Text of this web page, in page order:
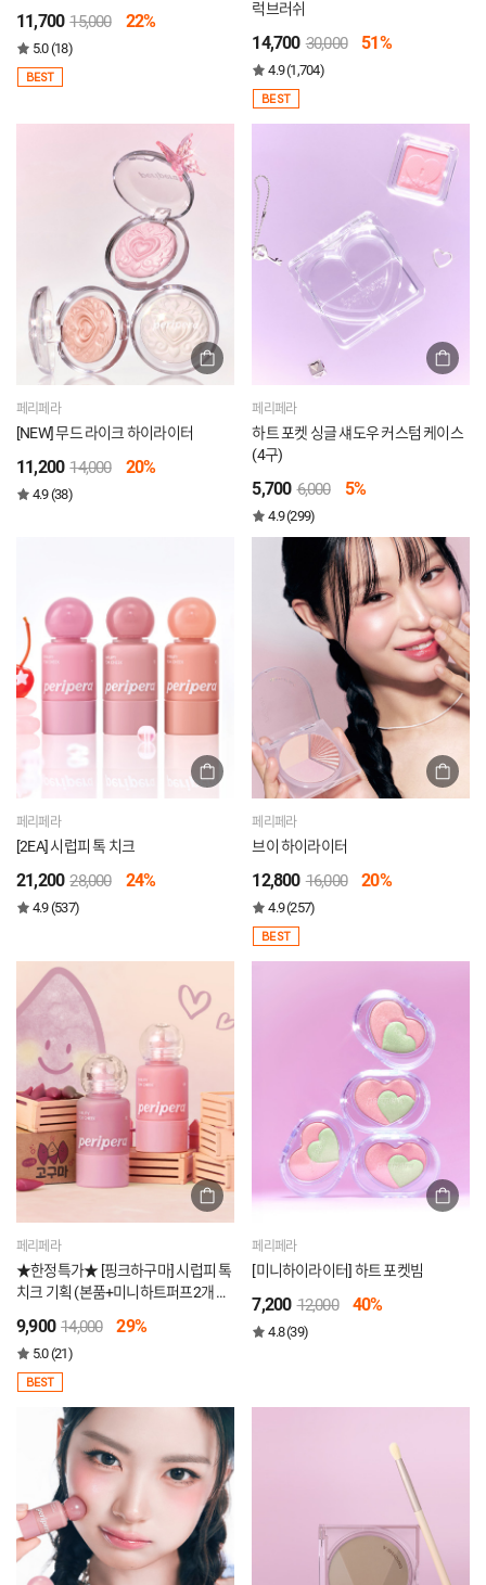
11,700 15,000 22%
5.0 (18)
BEST
럭브러쉬
14,700 30,000 51%
4.9 (1,704)
BEST
페리페라
[NEW] 무드 라이크 하이라이터
11,200 14,000 20%
4.9 (38)
페리페라
하트 포켓 싱글 섀도우 커스텀 케이스
(4구)
5,700 6,000 5%
4.9 (299)
페리페라
[2EA] 시럽피 톡 치크
21,200 28,000 24%
4.9 (537)
페리페라
브이 하이라이터
12,800 16,000 20%
4.9 (257)
BEST
페리페라
★한정특가★ [핑크하구마] 시럽피 톡
치크 기획 (본품+미니하트퍼프2개 구
9,900 14,000 29%
5.0 (21)
BEST
페리페라
[미니하이라이터] 하트 포켓빔
7,200 12,000 40%
4.8 (39)